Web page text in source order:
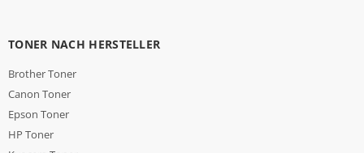
TONER NACH HERSTELLER
Brother Toner
Canon Toner
Epson Toner
HP Toner